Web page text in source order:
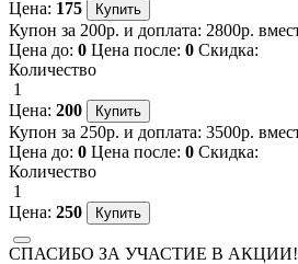
Цена: 175
Купон за 200р. и доплата: 2800р.
Цена до: 0 Цена после: 0 Скидка:
Количество
1
Цена: 200
Купон за 250р. и доплата: 3500р.
Цена до: 0 Цена после: 0 Скидка:
Количество
1
Цена: 250
СПАСИБО ЗА УЧАСТИЕ В АКЦИИ!